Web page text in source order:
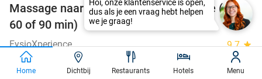
44%
Massage naar keuze bij FysioXperience (30,
60 of 90 min)
FysioXperience 9.7star
Brunssum (+2 locaties) (7 km)
Home Dichtbij Restaurants Hotels Menu